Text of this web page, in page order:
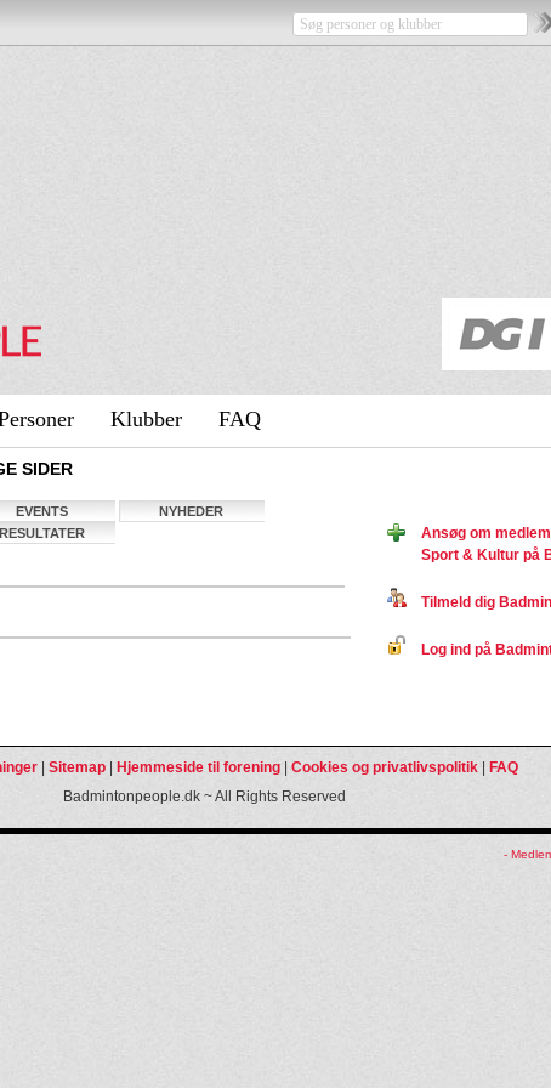
Klubber FAQ
SIDER
EVENTS
NYHEDER
RESULTATER
Ansøg om
Sport & Kultur på
Tilmeld dig
Log ind på
Sitemap Hjemmeside til forening Cookies og privatlivspolitik
FAQ
Badmintonpeople.dk ~ All Rights Reserved
-